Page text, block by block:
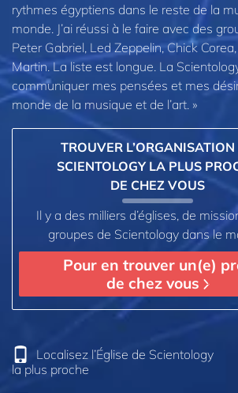
rythmes égyptiens dans le reste de la
monde. J’ai réussi à le faire avec des
Peter Gabriel, Led Zeppelin, Chick
Martin. La liste est longue. La
communiquer mes pensées et mes
monde de la musique et de l’art. »
TROUVER L’ORGANISATION
SCIENTOLOGY LA PLUS
DE CHEZ VOUS
Il y a des milliers d’églises, de
groupes de Scientology dans le
Pour en trouver un(e)
de chez vous
Localisez l’Église de Scientology
la plus proche